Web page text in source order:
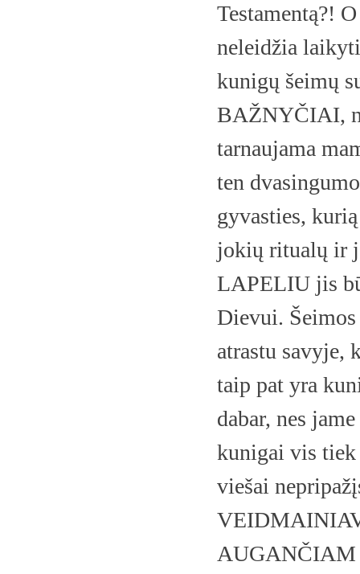
Testamentą?!
neleidžia
kunigų šeimų
BAŽNYČIAI,
tarnaujama
ten
gyvasties,
jokių ritualų ir
LAPELIU jis
Dievui.
atrastu savyje,
taip pat yra
dabar, nes
kunigai vis
viešai
AUGANČIAM